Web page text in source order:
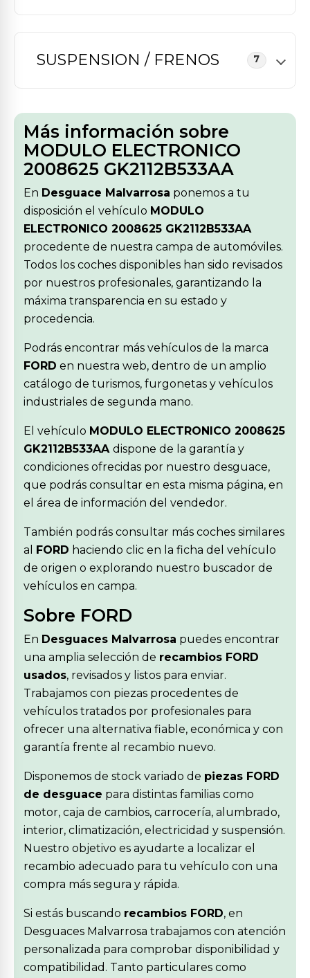
SUSPENSION / FRENOS 7
Más información sobre
MODULO ELECTRONICO
2008625 GK2112B533AA
En Desguace Malvarrosa ponemos a tu
disposición el vehículo MODULO
ELECTRONICO 2008625 GK2112B533AA
procedente de nuestra campa de automóviles.
Todos los coches disponibles han sido revisados
por nuestros profesionales, garantizando la
máxima transparencia en su estado y
procedencia.
Podrás encontrar más vehículos de la marca
FORD en nuestra web, dentro de un amplio
catálogo de turismos, furgonetas y vehículos
industriales de segunda mano.
El vehículo MODULO ELECTRONICO 2008625
GK2112B533AA dispone de la garantía y
condiciones ofrecidas por nuestro desguace,
que podrás consultar en esta misma página, en
el área de información del vendedor.
También podrás consultar más coches similares
al FORD haciendo clic en la ficha del vehículo
de origen o explorando nuestro buscador de
vehículos en campa.
Sobre FORD
En Desguaces Malvarrosa puedes encontrar
una amplia selección de recambios FORD
usados, revisados y listos para enviar.
Trabajamos con piezas procedentes de
vehículos tratados por profesionales para
ofrecer una alternativa fiable, económica y con
garantía frente al recambio nuevo.
Disponemos de stock variado de piezas FORD
de desguace para distintas familias como
motor, caja de cambios, carrocería, alumbrado,
interior, climatización, electricidad y suspensión.
Nuestro objetivo es ayudarte a localizar el
recambio adecuado para tu vehículo con una
compra más segura y rápida.
Si estás buscando recambios FORD, en
Desguaces Malvarrosa trabajamos con atención
personalizada para comprobar disponibilidad y
compatibilidad. Tanto particulares como